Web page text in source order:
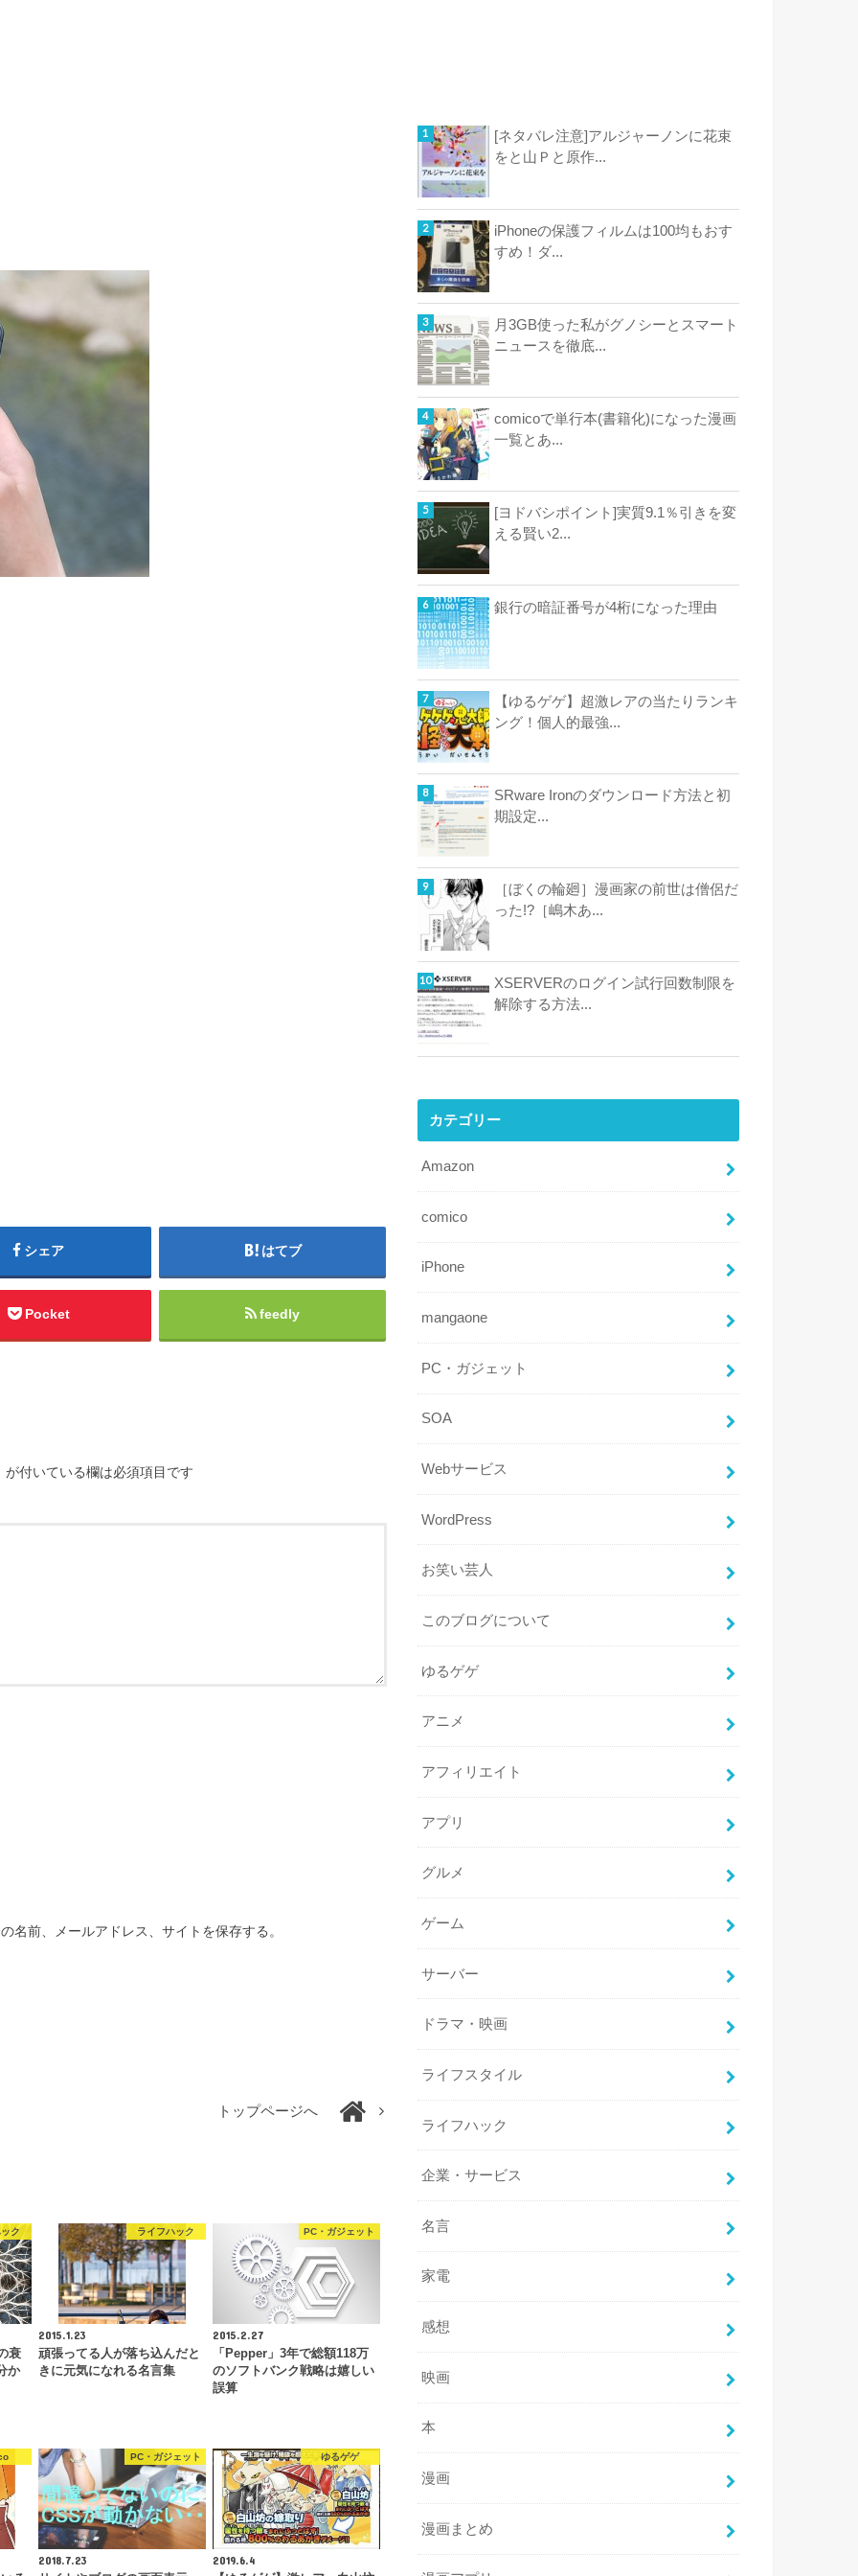
シェア はてブ
Pocket feedly
が付いている欄は必須項目です
名前、メールアドレス、サイトを保存する。
トップページへ
ク
衰
か
ライフハック
2015.1.23
頑張ってる人が落ち込んだと
きに元気になれる名言集
PC・ガジェット
2015.2.27
「Pepper」3年で総額118万
のソフトバンク戦略は嬉しい
誤算
PC・ガジェット
2018.7.23
ゆるゲゲ
2019.6.4
[ネタバレ注意]アルジャーノンに花束
をと山Ｐと原作...
iPhoneの保護フィルムは100均もおす
すめ！ダ...
月3GB使った私がグノシーとスマート
ニュースを徹底...
comicoで単行本(書籍化)になった漫画
一覧とあ...
[ヨドバシポイント]実質9.1％引きを変
える賢い2...
銀行の暗証番号が4桁になった理由
【ゆるゲゲ】超激レアの当たりランキ
ング！個人的最強...
SRware Ironのダウンロード方法と初
期設定...
［ぼくの輪廻］漫画家の前世は僧侶だ
った!?［嶋木あ...
XSERVERのログイン試行回数制限を
解除する方法...
カテゴリー
Amazon
comico
iPhone
mangaone
PC・ガジェット
SOA
Webサービス
WordPress
お笑い芸人
このブログについて
ゆるゲゲ
アニメ
アフィリエイト
アプリ
グルメ
ゲーム
サーバー
ドラマ・映画
ライフスタイル
ライフハック
企業・サービス
名言
家電
感想
映画
本
漫画
漫画まとめ